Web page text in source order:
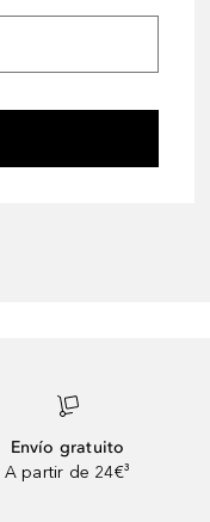
Envío gratuito
A partir de 24€³